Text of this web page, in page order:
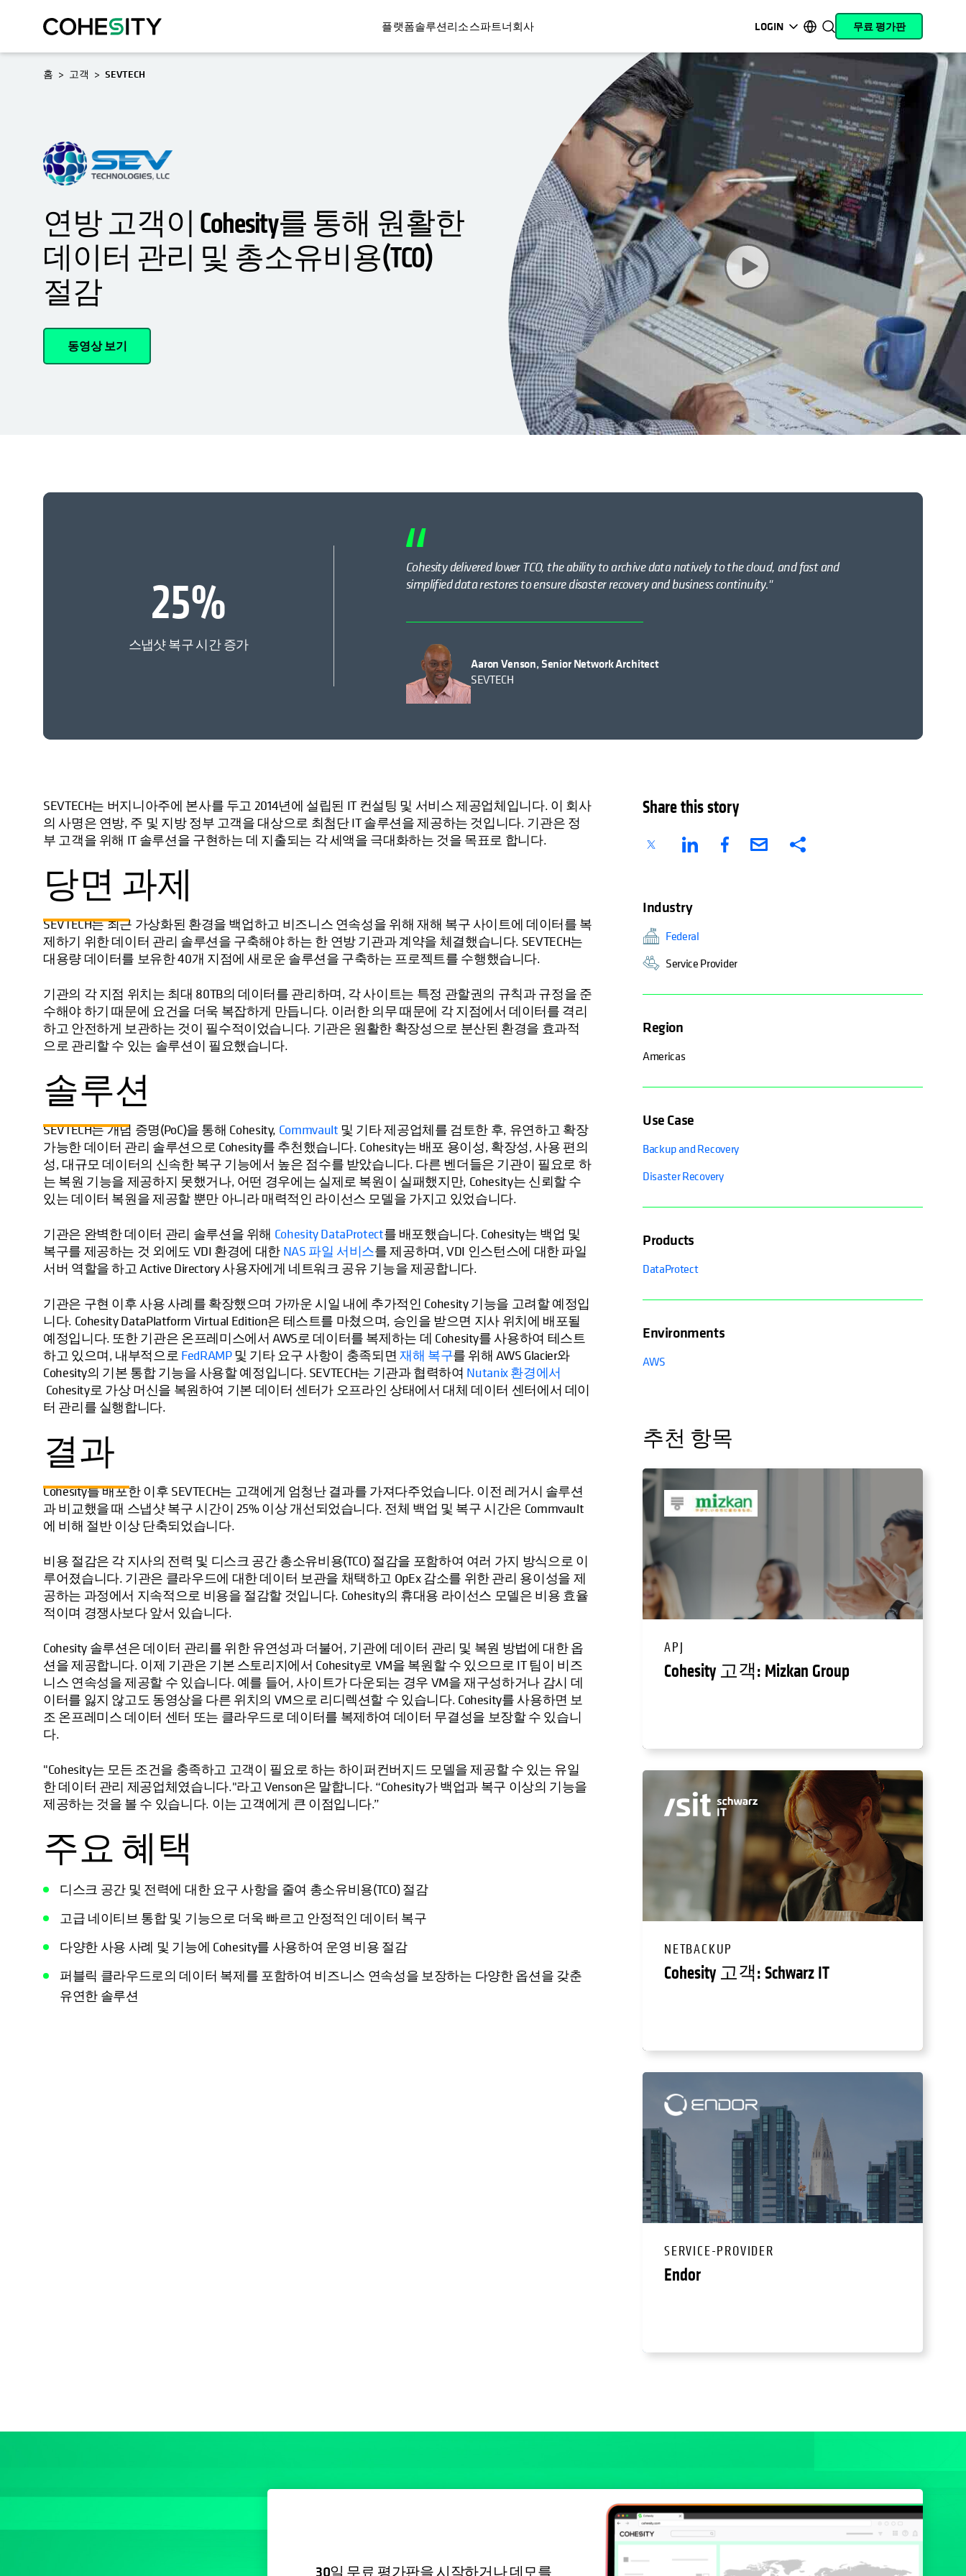
플랫폼솔루션리소스파트너회사 LOGIN
MyCohesity
opens in a new tab
opens in a new tab
opens in a new tab
지원
opens in a new tab
제품 설명서
opens in a new tab
아카데미
opens in a new tab
Cohesity
Community
opens in a new tab
파트너
opens in a new tab
한국어
Deutsch (Germany)
Français (France)
日本語 (Japan)
Português (Brazil)
Español (Spain)
무료 평가판
홈 고객 SEVTECH
연방 고객이 Cohesity를 통해 원활한
데이터 관리 및 총소유비용(TCO)
절감
동영상 보기
25%
스냅샷 복구 시간 증가
Cohesity delivered lower TCO, the ability to archive data natively to the cloud, and fast and
simplified data restores to ensure disaster recovery and business continuity."
Aaron Venson, Senior Network Architect
SEVTECH
SEVTECH는 버지니아주에 본사를 두고 2014년에 설립된 IT 컨설팅 및 서비스 제공업체입니다. 이 회사
의 사명은 연방, 주 및 지방 정부 고객을 대상으로 최첨단 IT 솔루션을 제공하는 것입니다. 기관은 정
부 고객을 위해 IT 솔루션을 구현하는 데 지출되는 각 세액을 극대화하는 것을 목표로 합니다.
당면 과제
SEVTECH는 최근 가상화된 환경을 백업하고 비즈니스 연속성을 위해 재해 복구 사이트에 데이터를 복
제하기 위한 데이터 관리 솔루션을 구축해야 하는 한 연방 기관과 계약을 체결했습니다. SEVTECH는
대용량 데이터를 보유한 40개 지점에 새로운 솔루션을 구축하는 프로젝트를 수행했습니다.
기관의 각 지점 위치는 최대 80TB의 데이터를 관리하며, 각 사이트는 특정 관할권의 규칙과 규정을 준
수해야 하기 때문에 요건을 더욱 복잡하게 만듭니다. 이러한 의무 때문에 각 지점에서 데이터를 격리
하고 안전하게 보관하는 것이 필수적이었습니다. 기관은 원활한 확장성으로 분산된 환경을 효과적
으로 관리할 수 있는 솔루션이 필요했습니다.
솔루션
SEVTECH는 개념 증명(PoC)을 통해 Cohesity, Commvault 및 기타 제공업체를 검토한 후, 유연하고 확장
가능한 데이터 관리 솔루션으로 Cohesity를 추천했습니다. Cohesity는 배포 용이성, 확장성, 사용 편의
성, 대규모 데이터의 신속한 복구 기능에서 높은 점수를 받았습니다. 다른 벤더들은 기관이 필요로 하
는 복원 기능을 제공하지 못했거나, 어떤 경우에는 실제로 복원이 실패했지만, Cohesity는 신뢰할 수
있는 데이터 복원을 제공할 뿐만 아니라 매력적인 라이선스 모델을 가지고 있었습니다.
기관은 완벽한 데이터 관리 솔루션을 위해 Cohesity DataProtect를 배포했습니다. Cohesity는 백업 및
복구를 제공하는 것 외에도 VDI 환경에 대한 NAS 파일 서비스를 제공하며, VDI 인스턴스에 대한 파일
서버 역할을 하고 Active Directory 사용자에게 네트워크 공유 기능을 제공합니다.
기관은 구현 이후 사용 사례를 확장했으며 가까운 시일 내에 추가적인 Cohesity 기능을 고려할 예정입
니다. Cohesity DataPlatform Virtual Edition은 테스트를 마쳤으며, 승인을 받으면 지사 위치에 배포될
예정입니다. 또한 기관은 온프레미스에서 AWS로 데이터를 복제하는 데 Cohesity를 사용하여 테스트
하고 있으며, 내부적으로 FedRAMP및 기타 요구 사항이 충족되면 재해 복구를 위해 AWS Glacier와
Cohesity의 기본 통합 기능을 사용할 예정입니다. SEVTECH는 기관과 협력하여 Nutanix 환경에서
Cohesity로 가상 머신을 복원하여 기본 데이터 센터가 오프라인 상태에서 대체 데이터 센터에서 데이
터 관리를 실행합니다.
결과
Cohesity를 배포한 이후 SEVTECH는 고객에게 엄청난 결과를 가져다주었습니다. 이전 레거시 솔루션
과 비교했을 때 스냅샷 복구 시간이 25% 이상 개선되었습니다. 전체 백업 및 복구 시간은 Commvault
에 비해 절반 이상 단축되었습니다.
비용 절감은 각 지사의 전력 및 디스크 공간 총소유비용(TCO) 절감을 포함하여 여러 가지 방식으로 이
루어졌습니다. 기관은 클라우드에 대한 데이터 보관을 채택하고 OpEx 감소를 위한 관리 용이성을 제
공하는 과정에서 지속적으로 비용을 절감할 것입니다. Cohesity의 휴대용 라이선스 모델은 비용 효율
적이며 경쟁사보다 앞서 있습니다.
Cohesity 솔루션은 데이터 관리를 위한 유연성과 더불어, 기관에 데이터 관리 및 복원 방법에 대한 옵
션을 제공합니다. 이제 기관은 기본 스토리지에서 Cohesity로 VM을 복원할 수 있으므로 IT 팀이 비즈
니스 연속성을 제공할 수 있습니다. 예를 들어, 사이트가 다운되는 경우 VM을 재구성하거나 감시 데
이터를 잃지 않고도 동영상을 다른 위치의 VM으로 리디렉션할 수 있습니다. Cohesity를 사용하면 보
조 온프레미스 데이터 센터 또는 클라우드로 데이터를 복제하여 데이터 무결성을 보장할 수 있습니
다.
"Cohesity는 모든 조건을 충족하고 고객이 필요로 하는 하이퍼컨버지드 모델을 제공할 수 있는 유일
한 데이터 관리 제공업체였습니다."라고 Venson은 말합니다. “Cohesity가 백업과 복구 이상의 기능을
제공하는 것을 볼 수 있습니다. 이는 고객에게 큰 이점입니다.”
주요 혜택
디스크 공간 및 전력에 대한 요구 사항을 줄여 총소유비용(TCO) 절감
고급 네이티브 통합 및 기능으로 더욱 빠르고 안정적인 데이터 복구
다양한 사용 사례 및 기능에 Cohesity를 사용하여 운영 비용 절감
퍼블릭 클라우드로의 데이터 복제를 포함하여 비즈니스 연속성을 보장하는 다양한 옵션을 갖춘
유연한 솔루션
Share this story
Industry
Federal
Service Provider
Region
Americas
Use Case
Backup and Recovery
Disaster Recovery
Products
DataProtect
Environments
AWS
추천 항목
APJ
Cohesity 고객: Mizkan Group
NETBACKUP
Cohesity 고객: Schwarz IT
SERVICE-PROVIDER
Endor
30일 무료 평가판을 시작하거나 데모를